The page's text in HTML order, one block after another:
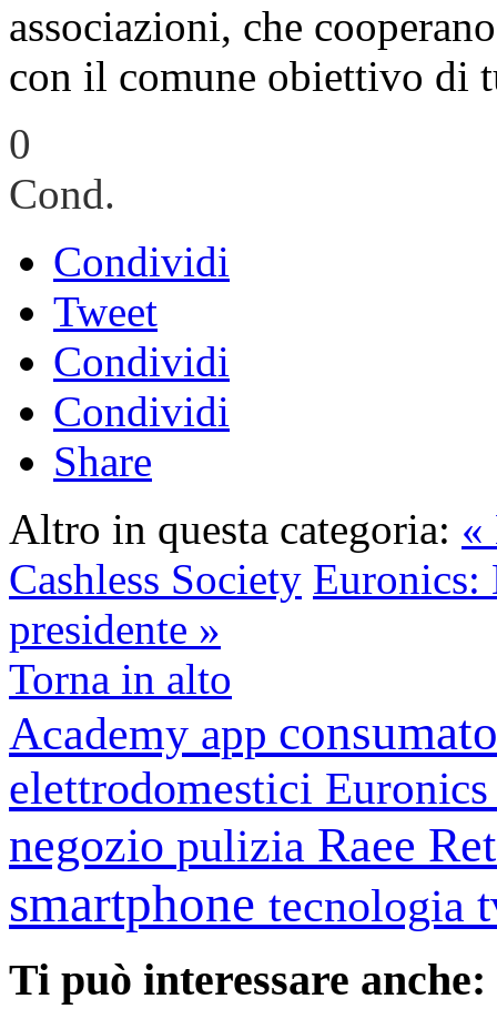
associazioni, che
con il comune obiettivo di
0
Cond.
Condividi
Tweet
Condividi
Condividi
Share
Altro in questa categoria: «
Cashless Society
presidente »
Torna in alto
Academy app
elettrodomestici
negozio pulizia Raee
smartphone tecnologia
Ti può interessare anche: